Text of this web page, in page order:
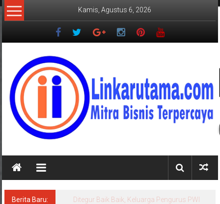
Lompat
ke
Kamis, Agustus 6, 2026
LINKARUTAMA.COM
Mitra
Terpercaya
Berita Baru:
Ditegur Baik Baik, Keluarga Pengurus PWI